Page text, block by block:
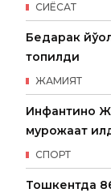
СИËСАТ
Бедарак
топилди
ЖАМИЯТ
Инфантино
мурожаат
СПОРТ
Тошкентда